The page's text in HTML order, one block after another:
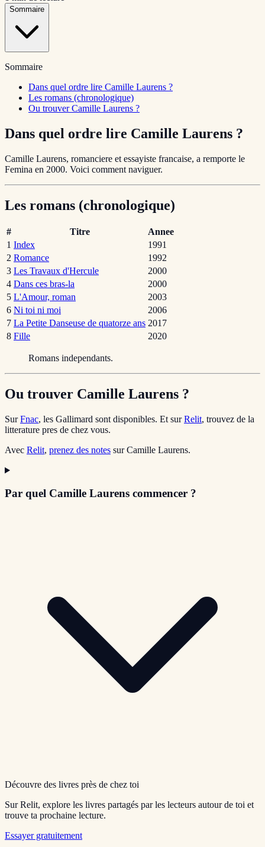
Sommaire
Sommaire
Dans quel ordre lire Camille Laurens ?
Les romans (chronologique)
Ou trouver Camille Laurens ?
Dans quel ordre lire Camille Laurens ?
Camille Laurens, romanciere et essayiste francaise, a remporte le
Femina en 2000. Voici comment naviguer.
Les romans (chronologique)
# Titre
Annee
1 Index
1991
2 Romance
1992
3 Les Travaux d'Hercule
2000
4 Dans ces bras-la
2000
5 L'Amour, roman
2003
6 Ni toi ni moi
2006
7 La Petite Danseuse de quatorze ans 2017
8 Fille 2020
Romans independants.
Ou trouver Camille Laurens ?
SurFnac, les Gallimard sont disponibles. Et surRelit, trouvez de la
litterature pres de chez vous.
Avec Relit, prenez des notes sur Camille Laurens.
Par quel Camille Laurens commencer ?
Découvre des livres près de chez toi
Sur Relit, explore les livres partagés par les lecteurs autour de toi et
trouve ta prochaine lecture.
Essayer gratuitement